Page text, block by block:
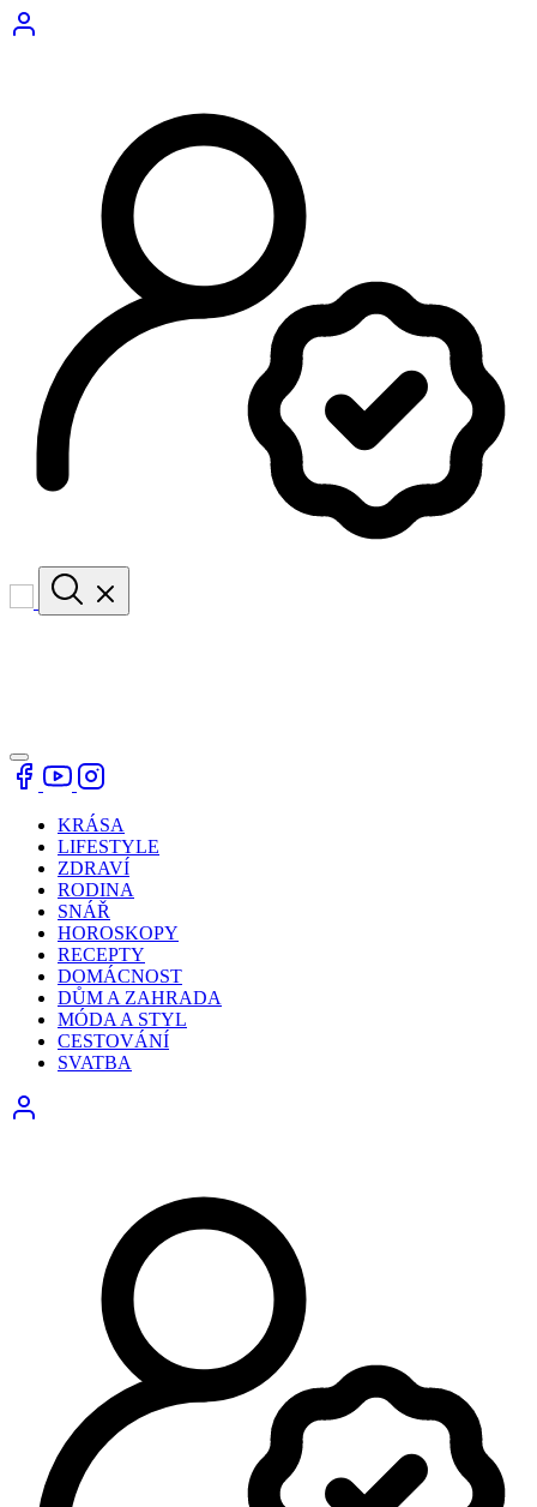
KRÁSA
LIFESTYLE
ZDRAVÍ
RODINA
SNÁŘ
HOROSKOPY
RECEPTY
DOMÁCNOST
DŮM A ZAHRADA
MÓDA A STYL
CESTOVÁNÍ
SVATBA